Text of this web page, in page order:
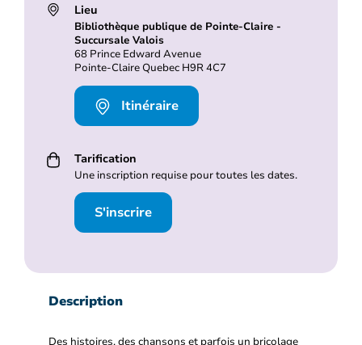
Lieu
Bibliothèque publique de Pointe-Claire -
Succursale Valois
68 Prince Edward Avenue
Pointe-Claire Quebec H9R 4C7
Itinéraire
Tarification
Une inscription requise pour toutes les dates.
S'inscrire
Description
Des histoires, des chansons et parfois un bricolage